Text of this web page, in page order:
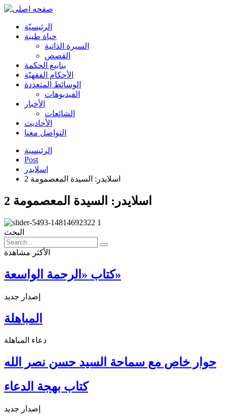
الرئیسیّة
حياة طيبة
السيرة الذاتية
القصص
ينابيع الحكمة
الأحکام الفقهیّة
الوسائط المتعددة
الفیدیوهات
الأخبار
الشائعات
الأحادیث
التواصل معنا
الرئيسية
Post
اسلایدر
اسلايدر: السيدة المعصمومة 2
اسلايدر: السيدة المعصمومة 2
البحث
الأكثر مشاهدة
كتاب «الرحمة الواسعة»
إصدار جديد
المباهلة
دعاء المباهلة
حوار خاص مع سماحة السيد حسن نصر الله
كتاب بهجة الدعاء
إصدار جديد